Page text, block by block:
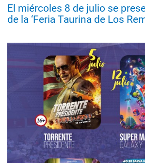
El miércoles 8 de julio se
de la ‘Feria Taurina de Los